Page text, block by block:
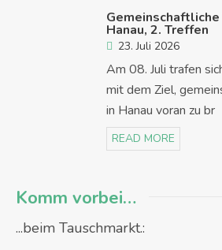
Hanau, 2. Treffen
23. Juli 2026
Am 08. Juli trafen
mit dem Ziel,
in Hanau voran zu br
READ MORE
Komm vorbei…
...beim Tauschmarkt.: